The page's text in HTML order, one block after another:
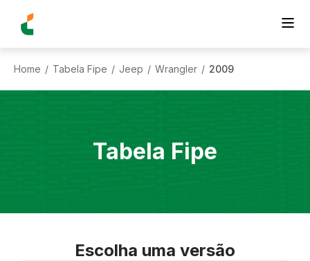
Home / Tabela Fipe / Jeep / Wrangler / 2009
Tabela Fipe
Escolha uma versão